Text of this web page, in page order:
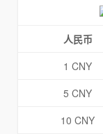
人民币
1 CNY
5 CNY
10 CNY